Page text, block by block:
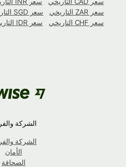
سعر ZAR التاريخي
سعر SGD التاريخي
سعر CHF التاريخي
سعر IDR التاريخي
الشركة والفريق
الشركة والفريق
الأمان
الصحافة